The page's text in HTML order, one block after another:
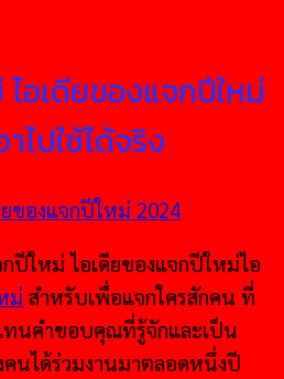
อเดียของแจกปีใหม่
ไปใช้ได้จริง
ปีใหม่ ไอเดียของแจกปีใหม่ไอ
ม่ สำหรับเพื่อแจกใครสักคน ที่
ทนคำขอบคุณที่รู้จักและเป็น
นได้ร่วมงานมาตลอดหนึ่งปี